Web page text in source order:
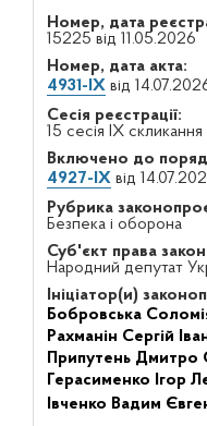
Номер, дата
15225 від 11.05.2026
Номер, дата акта:
4931-ІХвід
Сесія реєстрації:
15 сесія IX скликання
Включено до
4927-ІХвід
Рубрика
Безпека і оборона
Суб'єкт права
Народний депутат
Ініціатор(и)
Бобровська
Рахманін Сергій
Припутень Дмитро
Герасименко Ігор
Івченко Вадим